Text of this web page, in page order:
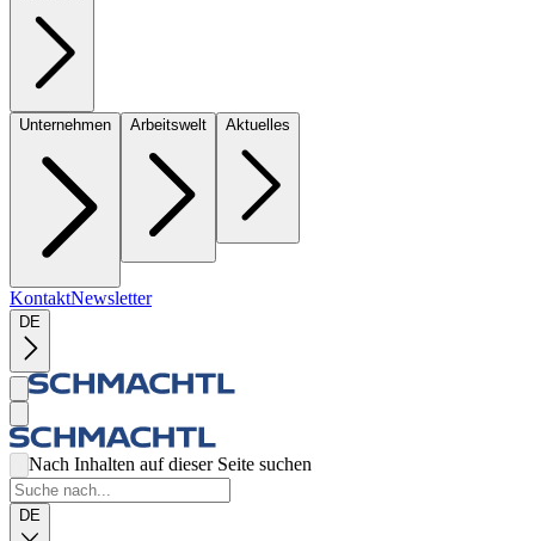
Unternehmen Arbeitswelt Aktuelles
KontaktNewsletter
DE
Nach Inhalten auf dieser Seite suchen
DE